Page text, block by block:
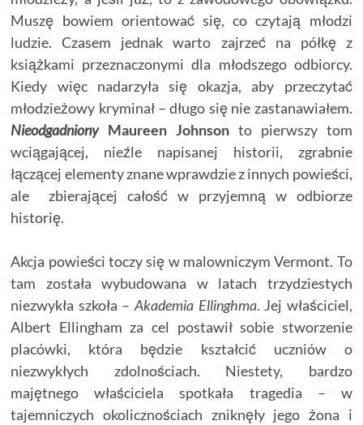
Muszę bowiem orientować się, co czytają młodzi
ludzie. Czasem jednak warto zajrzeć na półkę z
książkami przeznaczonymi dla młodszego odbiorcy.
Kiedy więc nadarzyła się okazja, aby przeczytać
młodzieżowy kryminał – długo się nie zastanawiałem.
Nieodgadniony Maureen Johnson to pierwszy tom
wciągającej, nieźle napisanej historii, zgrabnie
łączącej elementy znane wprawdzie z innych powieści,
ale zbierającej całość w przyjemną w odbiorze
historię.
Akcja powieści toczy się w malowniczym Vermont. To
tam została wybudowana w latach trzydziestych
niezwykła szkoła – Akademia Ellinghma. Jej właściciel,
Albert Ellingham za cel postawił sobie stworzenie
placówki, która będzie kształcić uczniów o
niezwykłych zdolnościach. Niestety, bardzo
majętnego właściciela spotkała tragedia – w
tajemniczych okolicznościach zniknęły jego żona i